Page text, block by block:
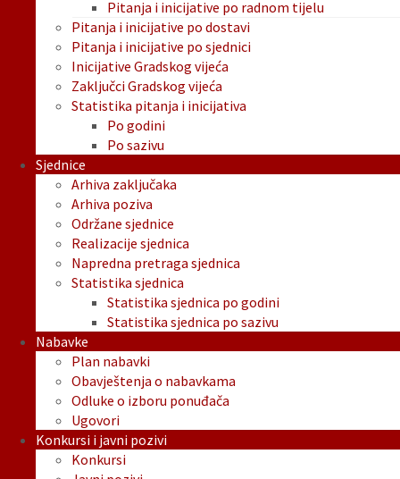
Pitanja i inicijative po radnom tijelu
Pitanja i inicijative po dostavi
Pitanja i inicijative po sjednici
Inicijative Gradskog vijeća
Zaključci Gradskog vijeća
Statistika pitanja i inicijativa
Po godini
Po sazivu
Sjednice
Arhiva zaključaka
Arhiva poziva
Održane sjednice
Realizacije sjednica
Napredna pretraga sjednica
Statistika sjednica
Statistika sjednica po godini
Statistika sjednica po sazivu
Nabavke
Plan nabavki
Obavještenja o nabavkama
Odluke o izboru ponuđača
Ugovori
Konkursi i javni pozivi
Konkursi